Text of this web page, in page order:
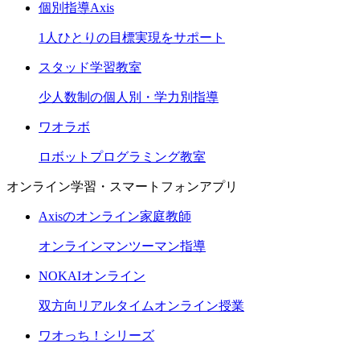
個別指導Axis
1人ひとりの目標実現をサポート
スタッド学習教室
少人数制の個人別・学力別指導
ワオラボ
ロボットプログラミング教室
オンライン学習・スマートフォンアプリ
Axisのオンライン家庭教師
オンラインマンツーマン指導
NOKAIオンライン
双方向リアルタイムオンライン授業
ワオっち！シリーズ